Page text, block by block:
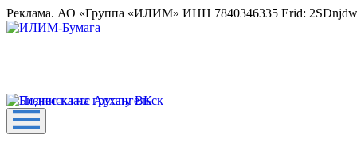
Реклама. АО «Группа «ИЛИМ» ИНН 7840346335 Erid: